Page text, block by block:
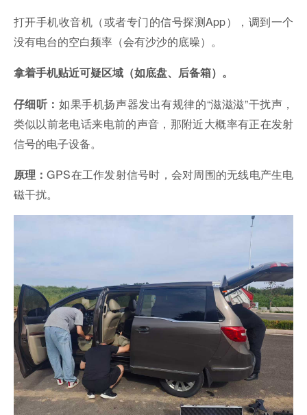
打开手机收音机（或者专门的信号探测App），调到一个
没有电台的空白频率（会有沙沙的底噪）。
拿着手机贴近可疑区域（如底盘、后备箱）。
仔细听：如果手机扬声器发出有规律的“滋滋滋”干扰声，
类似以前老电话来电前的声音，那附近大概率有正在发射
信号的电子设备。
原理：GPS在工作发射信号时，会对周围的无线电产生电
磁干扰。